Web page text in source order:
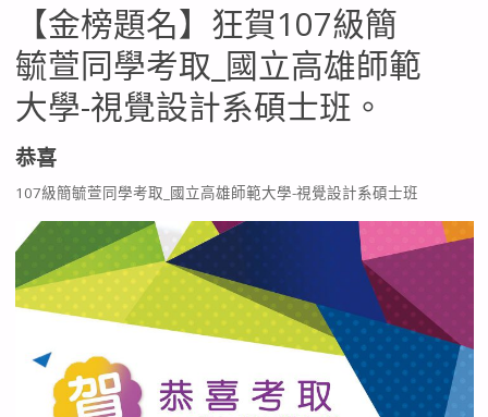
【金榜題名】狂賀107級簡
毓萱同學考取_國立高雄師範
大學-視覺設計系碩士班。
恭喜
107級簡毓萱同學考取_國立高雄師範大學-視覺設計系碩士班